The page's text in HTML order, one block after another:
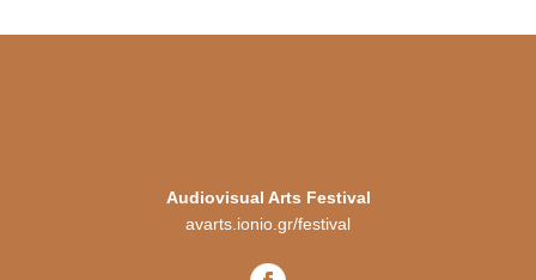
Audiovisual Arts Festival
avarts.ionio.gr/festival